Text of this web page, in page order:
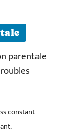
parentale
constant